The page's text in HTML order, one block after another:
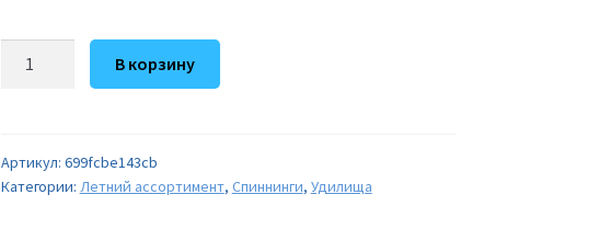
Количество
TEAM
carbon,
В корзину
Артикул: 699fcbe143cb
Категории: Летний ассортимент, Спиннинги, Удилища